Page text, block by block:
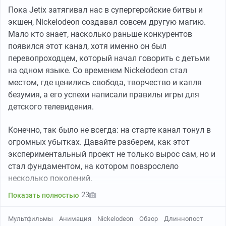
недостатку системной государственной поддержки и
ростам издержек производства прибавился
технологический дефицит. По данным АСИ (Агентство
стратегических инициатив), уход иностранных
поставщиков ПО снизил гибкость студий и усложнил
производственные циклы.
Ключевая проблема рынка — увеличивающийся
разрыв между доступным финансированием и
продюсеры реже рискуют с оригинальными идеями,
отдавая предпочтение проверенным франшизам,
сиквелам и перезапускам. Это минимизирует риски,
но создает угрозу падения сборов при перенасыщении
рынка однотипным контентом.
Частично проблему финансирования решают
на развитие отрасли было направлено более 4 млрд
Пока Jetix затягивал нас в супергеройские битвы и
экшен, Nickelodeon создавал совсем другую магию.
Мало кто знает, насколько раньше конкурентов
появился этот канал, хотя именно он был
перевопроходцем, который начал говорить с детьми
на одном языке. Со временем Nickelodeon стал
местом, где ценились свобода, творчество и капля
безумия, а его успехи написали правилы игры для
детского телевидения.
Конечно, так было не всегда: на старте канал тонул в
огромных убытках. Давайте разберем, как этот
экспериментальный проект не только вырос сам, но и
стал фундаментом, на котором повзрослело
несколько поколений.
Показать полностью 23
Мультфильмы Анимация Nickelodeon Обзор Длиннопост